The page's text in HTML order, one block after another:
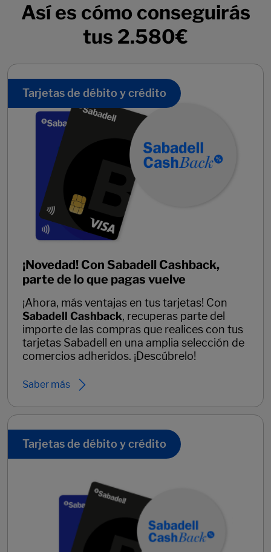
Así es cómo conseguirás
tus 2.580€
Tarjetas de débito y crédito
¡Novedad! Con Sabadell Cashback,
parte de lo que pagas vuelve
¡Ahora, más ventajas en tus tarjetas! Con
Sabadell Cashback, recuperas parte del
importe de las compras que realices con tus
tarjetas Sabadell en una amplia selección de
comercios adheridos. ¡Descúbrelo!
Saber más
Tarjetas de débito y crédito